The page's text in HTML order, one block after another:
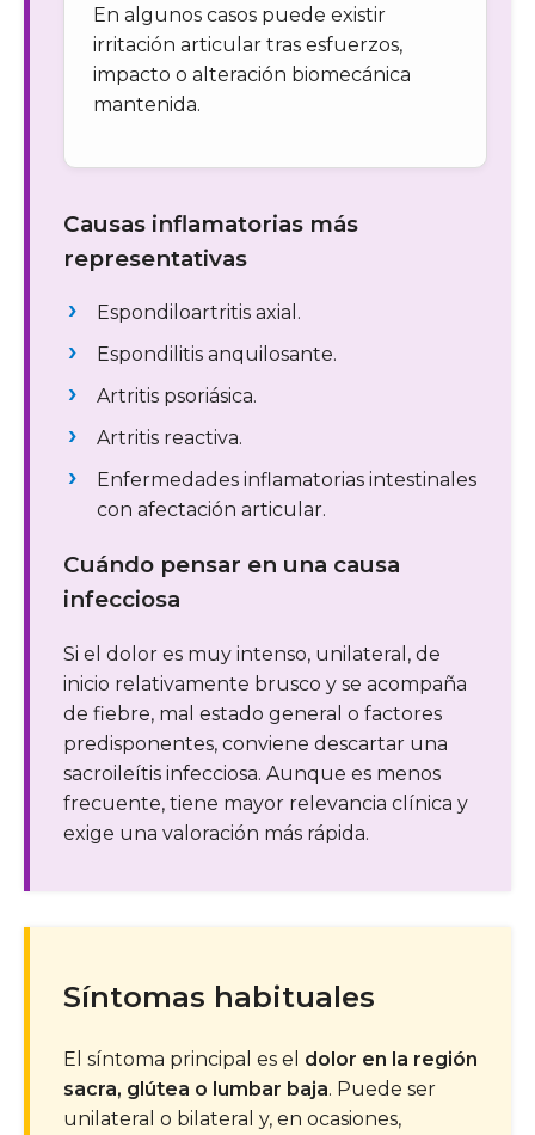
En algunos casos puede existir
irritación articular tras esfuerzos,
impacto o alteración biomecánica
mantenida.
Causas inflamatorias más
representativas
Espondiloartritis axial.
Espondilitis anquilosante.
Artritis psoriásica.
Artritis reactiva.
Enfermedades inflamatorias intestinales
con afectación articular.
Cuándo pensar en una causa
infecciosa
Si el dolor es muy intenso, unilateral, de
inicio relativamente brusco y se acompaña
de fiebre, mal estado general o factores
predisponentes, conviene descartar una
sacroileítis infecciosa. Aunque es menos
frecuente, tiene mayor relevancia clínica y
exige una valoración más rápida.
Síntomas habituales
El síntoma principal es el dolor en la región
sacra, glútea o lumbar baja. Puede ser
unilateral o bilateral y, en ocasiones,